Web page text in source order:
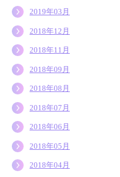
2019年03月
2018年12月
2018年11月
2018年09月
2018年08月
2018年07月
2018年06月
2018年05月
2018年04月